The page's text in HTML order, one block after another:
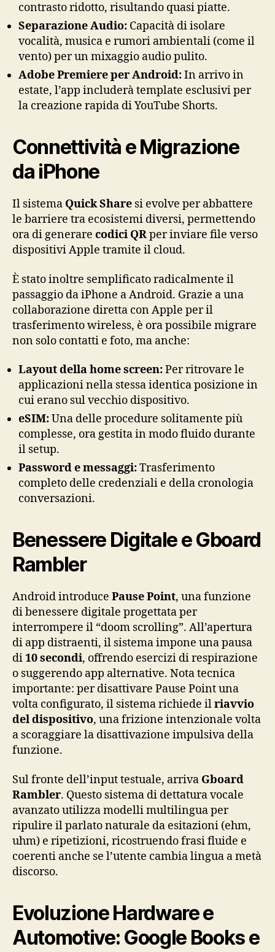
contrasto ridotto, risultando quasi piatte.
Separazione Audio: Capacità di isolare
vocalità, musica e rumori ambientali (come il
vento) per un mixaggio audio pulito.
Adobe Premiere per Android:In arrivo in
estate, l’app includerà template esclusivi per
la creazione rapida di YouTube Shorts.
Connettività e Migrazione
da iPhone
Il sistema Quick Share si evolve per abbattere
le barriere tra ecosistemi diversi, permettendo
ora di generare codici QRper inviare file verso
dispositivi Apple tramite il cloud.
È stato inoltre semplificato radicalmente il
passaggio da iPhone a Android. Grazie a una
collaborazione diretta con Apple per il
trasferimento wireless, è ora possibile migrare
non solo contatti e foto, ma anche:
Layout della home screen:Per ritrovare le
applicazioni nella stessa identica posizione in
cui erano sul vecchio dispositivo.
eSIM:Una delle procedure solitamente più
complesse, ora gestita in modo fluido durante
il setup.
Password e messaggi:Trasferimento
completo delle credenziali e della cronologia
conversazioni.
Benessere Digitale e Gboard
Rambler
Android introduce Pause Point, una funzione
di benessere digitale progettata per
interrompere il “doom scrolling”. All’apertura
di app distraenti, il sistema impone una pausa
di10 secondi, offrendo esercizi di respirazione
o suggerendo app alternative. Nota tecnica
importante: per disattivare Pause Point una
volta configurato, il sistema richiede ilriavvio
del dispositivo, una frizione intenzionale volta
a scoraggiare la disattivazione impulsiva della
funzione.
Sul fronte dell’input testuale, arriva Gboard
Rambler. Questo sistema di dettatura vocale
avanzato utilizza modelli multilingua per
ripulire il parlato naturale da esitazioni (ehm,
uhm) e ripetizioni, ricostruendo frasi fluide e
coerenti anche se l’utente cambia lingua a metà
discorso.
Evoluzione Hardware e
Automotive: Google Books e